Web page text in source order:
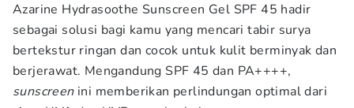
Azarine Hydrasoothe Sunscreen Gel SPF 45 hadir
sebagai solusi bagi kamu yang mencari tabir surya
bertekstur ringan dan cocok untuk kulit berminyak dan
berjerawat. Mengandung SPF 45 dan PA++++,
sunscreen ini memberikan perlindungan optimal dari